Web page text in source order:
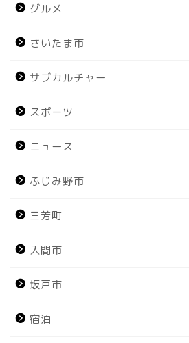
グルメ
さいたま市
サブカルチャー
スポーツ
ニュース
ふじみ野市
三芳町
入間市
坂戸市
宿泊